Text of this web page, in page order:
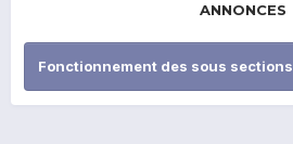
ANNONCES
Fonctionnement des sous sections